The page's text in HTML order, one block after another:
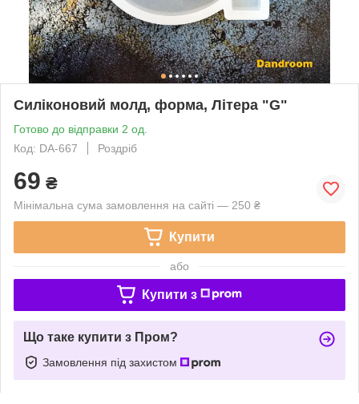
Силіконовий молд, форма, Літера "G"
Готово до відправки 2 од.
Код: DA-667
Роздріб
69 ₴
Мінімальна сума замовлення на сайті — 250 ₴
Купити
або
Купити з
Що таке купити з Пром?
Замовлення під захистом